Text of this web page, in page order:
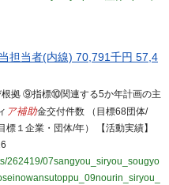
担当者(内線) 70,791千円 57,4
根拠 ⑨指標⑩関連する5か年計画の主
ア補助金交付件数 （目標68団体/
１企業・団体/年） 【活動実績】
262419/07sangyou_siryou_sougyo